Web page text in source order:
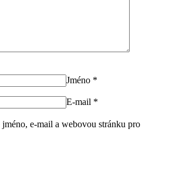
Jméno *
E-mail *
e-mail a webovou stránku pro